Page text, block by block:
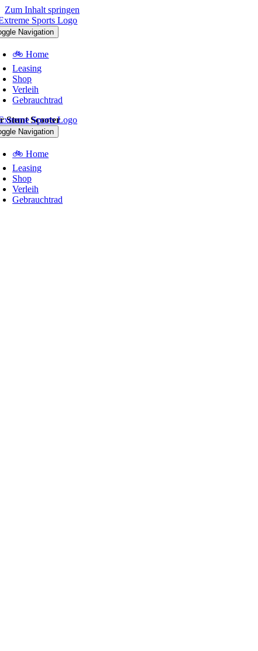
Zum Inhalt springen
Navigation
🚲 Home
Leasing
Shop
Verleih
Gebrauchtrad
Navigation
🚲 Home
Leasing
Shop
Verleih
Gebrauchtrad
Stunt Scooter